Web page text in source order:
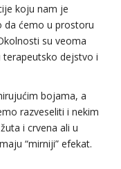
koju nam je
da ćemo u prostoru
su veoma
dejstvo i
bojama, a
razveseliti i nekim
i crvena ali u
“mirniji” efekat.